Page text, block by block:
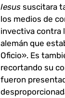
Iesussuscitara
los medios de
invectiva contra
alemán que
Oficio». Es
recortando su
fueron